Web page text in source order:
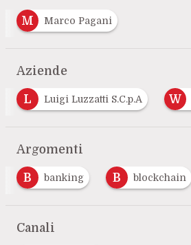
M Marco Pagani
Aziende
L Luigi Luzzatti S.C.p.A W
Argomenti
B banking B blockchain
Canali